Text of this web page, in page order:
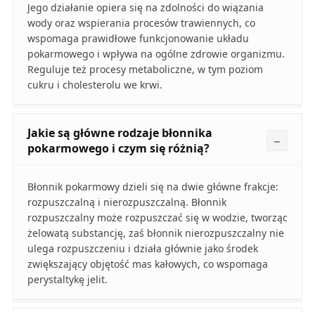
Jego działanie opiera się na zdolności do wiązania
wody oraz wspierania procesów trawiennych, co
wspomaga prawidłowe funkcjonowanie układu
pokarmowego i wpływa na ogólne zdrowie organizmu.
Reguluje też procesy metaboliczne, w tym poziom
cukru i cholesterolu we krwi.
Jakie są główne rodzaje błonnika
pokarmowego i czym się różnią?
Błonnik pokarmowy dzieli się na dwie główne frakcje:
rozpuszczalną i nierozpuszczalną. Błonnik
rozpuszczalny może rozpuszczać się w wodzie, tworząc
żelowatą substancję, zaś błonnik nierozpuszczalny nie
ulega rozpuszczeniu i działa głównie jako środek
zwiększający objętość mas kałowych, co wspomaga
perystaltykę jelit.